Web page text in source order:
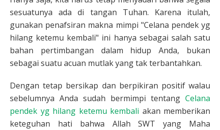
sesuatunya ada di tangan Tuhan. Karena itulah,
gunakan penafsiran makna mimpi "Celana pendek yg
hilang ketemu kembali" ini hanya sebagai salah satu
bahan pertimbangan dalam hidup Anda, bukan
sebagai suatu acuan mutlak yang tak terbantahkan.
Dengan tetap bersikap dan berpikiran positif walau
sebelumnya Anda sudah bermimpi tentang Celana
pendek yg hilang ketemu kembali akan memberikan
keteguhan hati bahwa Allah SWT yang Maha